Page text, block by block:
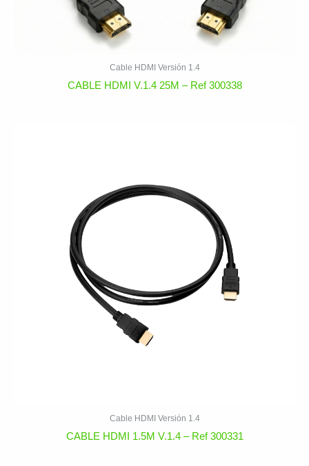
Cable HDMI Versión 1.4
CABLE HDMI V.1.4 25M – Ref 300338
Cable HDMI Versión 1.4
CABLE HDMI 1.5M V.1.4 – Ref 300331